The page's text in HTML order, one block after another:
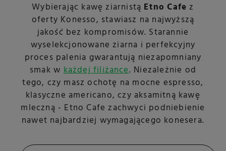
Wybierając kawę ziarnistą Etno Cafe z
oferty Konesso, stawiasz na najwyższą
jakość bez kompromisów. Starannie
wyselekcjonowane ziarna i perfekcyjny
proces palenia gwarantują niezapomniany
smak wkażdej filiżance. Niezależnie od
tego, czy masz ochotę na mocne espresso,
klasyczne americano, czy aksamitną kawę
mleczną - Etno Cafe zachwyci podniebienie
nawet najbardziej wymagającego konesera.